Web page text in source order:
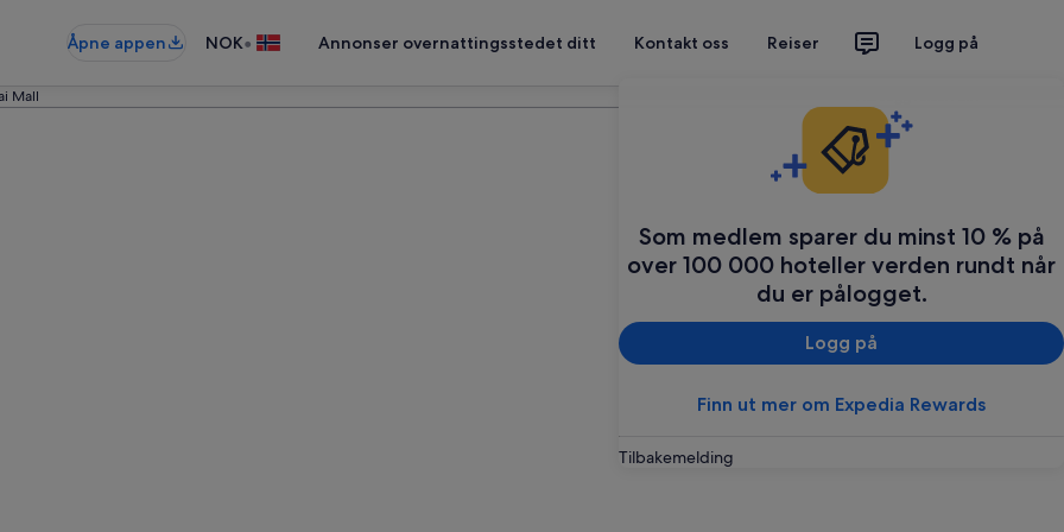
Åpne appen NOK• Annonser overnattingsstedet ditt Kontakt oss Reiser Logg på
Som medlem sparer du minst 10 % på
over 100 000 hoteller verden rundt når
du er pålogget.
Logg på
Finn ut mer om Expedia Rewards
Tilbakemelding
Mall